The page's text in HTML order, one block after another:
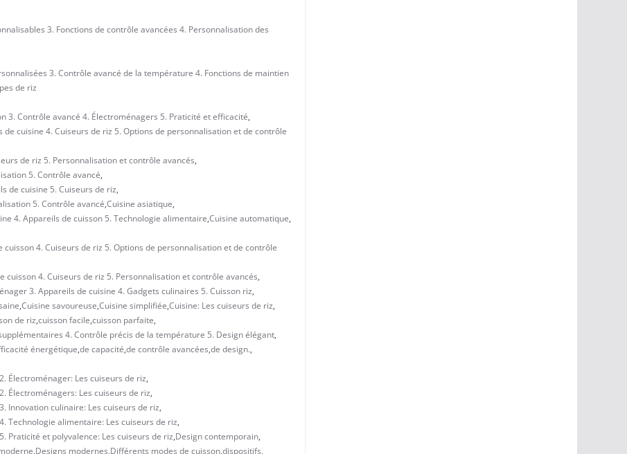
3. Fonctions de contrôle avancées 4. Personnalisation des
3. Contrôle avancé de la température 4. Fonctions de maintien
de riz
3. Contrôle avancé 4. Électroménagers 5. Praticité et efficacité,
cuisine 4. Cuiseurs de riz 5. Options de personnalisation et de contrôle
de riz 5. Personnalisation et contrôle avancés,
5. Contrôle avancé,
de cuisine 5. Cuiseurs de riz,
5. Contrôle avancé,Cuisine asiatique,
4. Appareils de cuisson 5. Technologie alimentaire,Cuisine automatique,
4. Cuiseurs de riz 5. Options de personnalisation et de contrôle
4. Cuiseurs de riz 5. Personnalisation et contrôle avancés,
3. Appareils de cuisine 4. Gadgets culinaires 5. Cuisson riz,
,Cuisine savoureuse,Cuisine simplifiée,Cuisine: Les cuiseurs de riz,
de riz,cuisson facile,cuisson parfaite,
4. Contrôle précis de la température 5. Design élégant,
énergétique,de capacité,de contrôle avancées,de design.,
Électroménager: Les cuiseurs de riz,
Électroménagers: Les cuiseurs de riz,
Innovation culinaire: Les cuiseurs de riz,
Technologie alimentaire: Les cuiseurs de riz,
Praticité et polyvalence: Les cuiseurs de riz,Design contemporain,
,Designs modernes,Différents modes de cuisson,dispositifs,